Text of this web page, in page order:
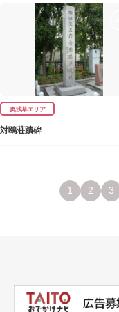
奥浅草エリア
対鴎荘蹟碑
1 2 3